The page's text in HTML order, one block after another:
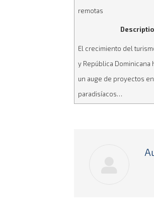
remotas
El crecimiento del
y República Dominicana
un auge de proyectos
paradisíacos…